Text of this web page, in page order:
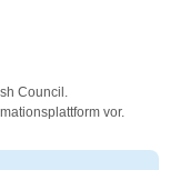
Council.
vor.